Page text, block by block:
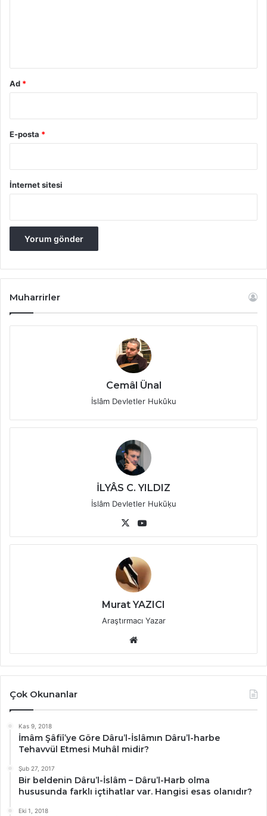
Ad *
E-posta *
İnternet sitesi
Muharrirler
Cemâl Ünal
İslâm Devletler Hukûku
İLYÂS C. YILDIZ
İslâm Devletler Hukūḳu
X
Murat YAZICI
Araştırmacı Yazar
sitesi
Çok Okunanlar
Kas 9, 2018
İmâm Şâfiî’ye Göre Dâru’l-İslâmın Dâru’l-harbe
Tehavvül Etmesi Muhâl midir?
Şub 27, 2017
Bir beldenin Dâru’l-İslâm – Dâru’l-Harb olma
hususunda farklı içtihatlar var. Hangisi esas olanıdır?
Eki 1, 2018